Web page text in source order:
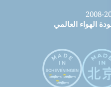
الهواء العالمي